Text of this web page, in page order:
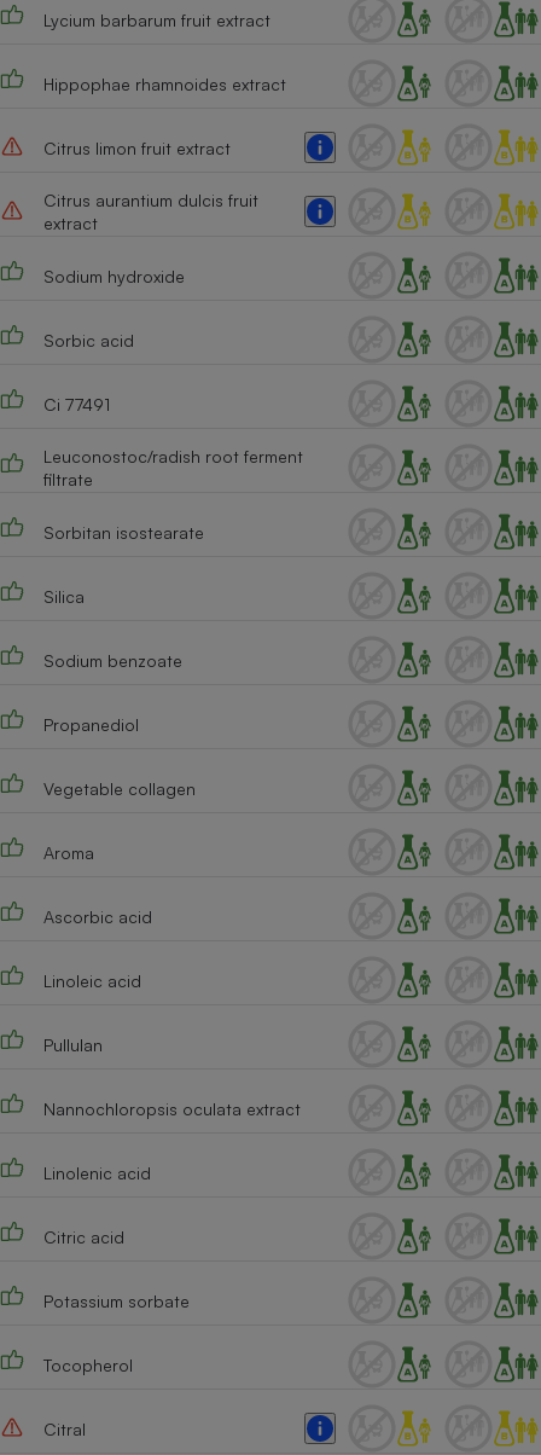
Lycium barbarum fruit extract
Hippophae rhamnoides extract
Citrus limon fruit extract
Citrus aurantium dulcis fruit
extract
Sodium hydroxide
Sorbic acid
Ci 77491
Leuconostoc/radish root ferment
filtrate
Sorbitan isostearate
Silica
Sodium benzoate
Propanediol
Vegetable collagen
Aroma
Ascorbic acid
Linoleic acid
Pullulan
Nannochloropsis oculata extract
Linolenic acid
Citric acid
Potassium sorbate
Tocopherol
Citral